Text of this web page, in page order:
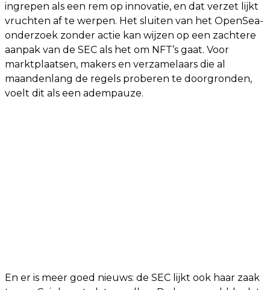
ingrepen als een rem op innovatie, en dat verzet lijkt
vruchten af te werpen. Het sluiten van het OpenSea-
onderzoek zonder actie kan wijzen op een zachtere
aanpak van de SEC als het om NFT’s gaat. Voor
marktplaatsen, makers en verzamelaars die al
maandenlang de regels proberen te doorgronden,
voelt dit als een adempauze.
En er is meer goed nieuws: de SEC lijkt ook haar zaak